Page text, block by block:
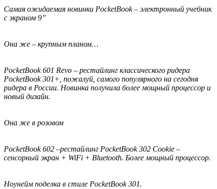
Самая ожидаемая новинки PocketBook – электронный учебник
с экраном 9”
Она же – крупным планом…
PocketBook 601 Revo – рестайлинг классического ридера
PocketBook 301+, пожалуй, самого популярного на сегодня
ридера в России. Новинка получила более мощный процессор и
новый дизайн.
Она же в розовом
PocketBook 602 –рестайлинг PocketBook 302 Cookie –
сенсорный экран + WiFi + Bluetooth. Более мощный процессор.
Ноунейм поделка в стиле PocketBook 301.